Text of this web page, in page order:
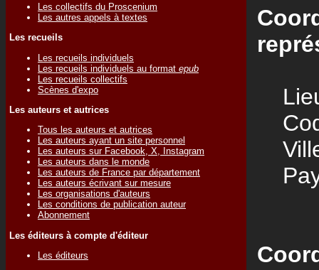
Les collectifs du Proscenium
Les autres appels à textes
Les recueils
Les recueils individuels
Les recueils individuels au format epub
Les recueils collectifs
Scènes d'expo
Les auteurs et autrices
Tous les auteurs et autrices
Les auteurs ayant un site personnel
Les auteurs sur Facebook, X, Instagram
Les auteurs dans le monde
Les auteurs de France par département
Les auteurs écrivant sur mesure
Les organisations d'auteurs
Les conditions de publication auteur
Abonnement
Les éditeurs à compte d'éditeur
Les éditeurs